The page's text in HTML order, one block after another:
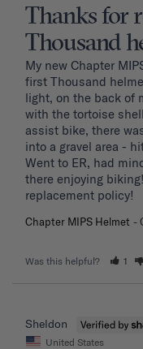
Thanks for
Thousand
My new Chapter
first Thousand
light, on the back of
with the tortoise
assist bike, there
into a gravel area -
Went to ER, had
there enjoying
replacement policy!
Chapter MIPS Helmet
Was this helpful? 1
Sheldon
United States